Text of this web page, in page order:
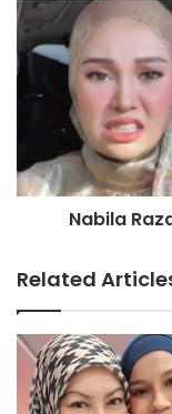
n
T
e
r
a
a
m
P
e
N
a
b
i
a
z
B
u
a
Nabila
Related